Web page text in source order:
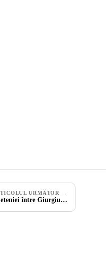
URMĂTOR →
între Giurgiu…